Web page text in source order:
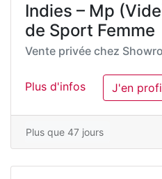
Indies – Mp
de Sport Femme
Vente privée chez
Plus d'infos J'en
Plus que 47 jours